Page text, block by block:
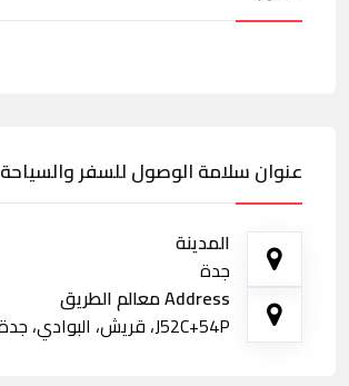
عنوان سلامة الوصول للسفر والسياحة
المدينة
جدة
Address معالم الطريق
J52C+54P، قريش، البوادي، جدة 23443